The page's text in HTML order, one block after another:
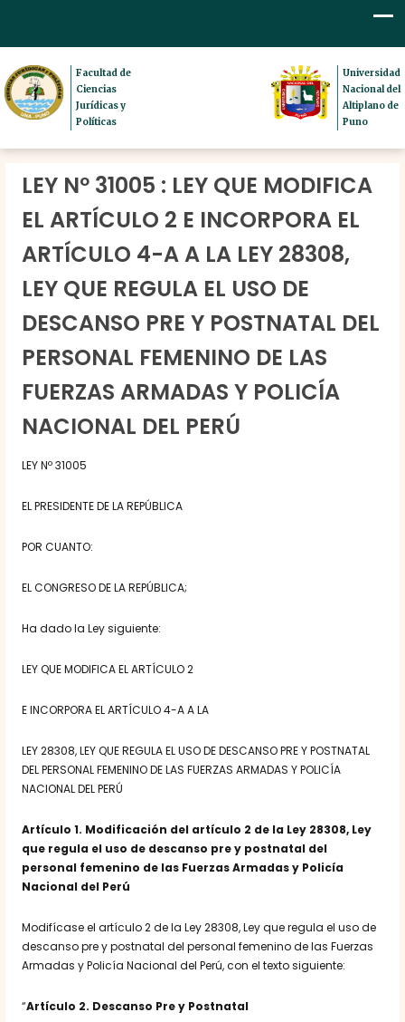
Facultad de
Ciencias
Jurídicas y
Políticas
Universidad
Nacional del
Altiplano de
Puno
LEY Nº 31005 : LEY QUE MODIFICA
EL ARTÍCULO 2 E INCORPORA EL
ARTÍCULO 4-A A LA LEY 28308,
LEY QUE REGULA EL USO DE
DESCANSO PRE Y POSTNATAL DEL
PERSONAL FEMENINO DE LAS
FUERZAS ARMADAS Y POLICÍA
NACIONAL DEL PERÚ
LEY Nº 31005
EL PRESIDENTE DE LA REPÚBLICA
POR CUANTO:
EL CONGRESO DE LA REPÚBLICA;
Ha dado la Ley siguiente:
LEY QUE MODIFICA EL ARTÍCULO 2
E INCORPORA EL ARTÍCULO 4-A A LA
LEY 28308, LEY QUE REGULA EL USO DE DESCANSO PRE Y POSTNATAL
DEL PERSONAL FEMENINO DE LAS FUERZAS ARMADAS Y POLICÍA
NACIONAL DEL PERÚ
Artículo 1. Modificación del artículo 2 de la Ley 28308, Ley
que regula el uso de descanso pre y postnatal del
personal femenino de las Fuerzas Armadas y Policía
Nacional del Perú
Modifícase el artículo 2 de la Ley 28308, Ley que regula el uso de
descanso pre y postnatal del personal femenino de las Fuerzas
Armadas y Policía Nacional del Perú, con el texto siguiente:
“Artículo 2. Descanso Pre y Postnatal